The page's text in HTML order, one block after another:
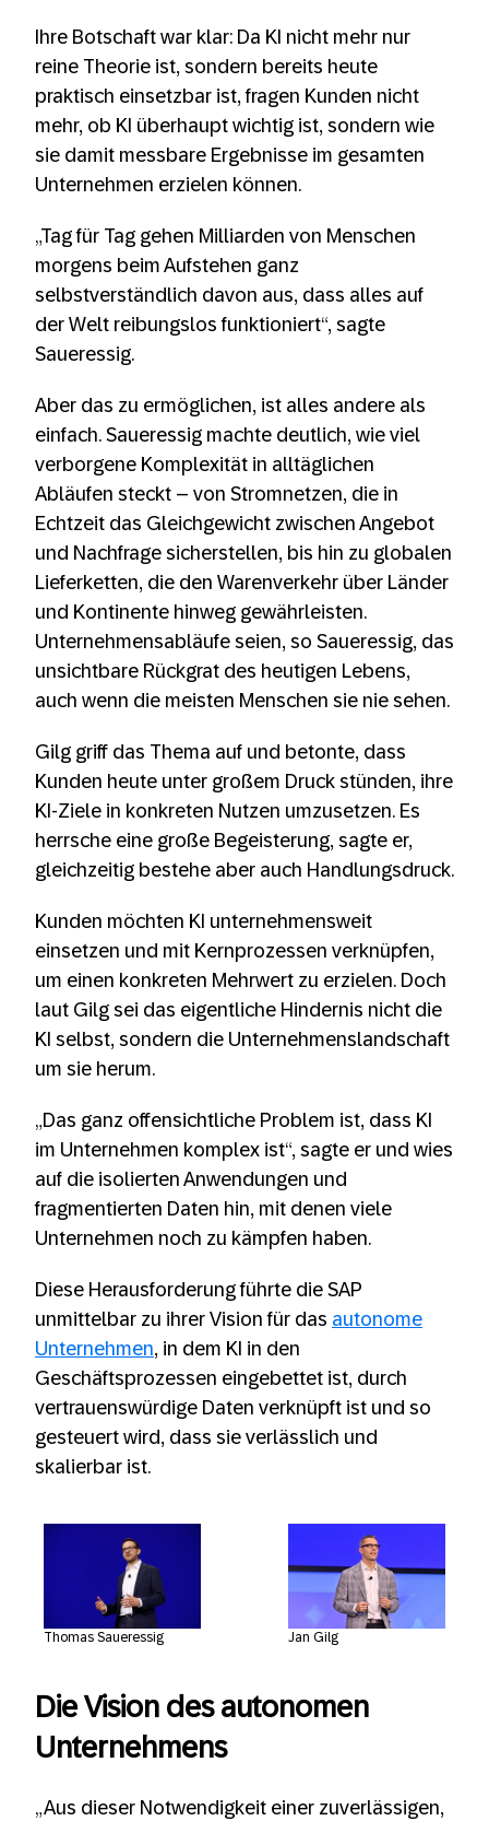
Ihre Botschaft war klar: Da KI nicht mehr nur
reine Theorie ist, sondern bereits heute
praktisch einsetzbar ist, fragen Kunden nicht
mehr, ob KI überhaupt wichtig ist, sondern wie
sie damit messbare Ergebnisse im gesamten
Unternehmen erzielen können.
„Tag für Tag gehen Milliarden von Menschen
morgens beim Aufstehen ganz
selbstverständlich davon aus, dass alles auf
der Welt reibungslos funktioniert“, sagte
Saueressig.
Aber das zu ermöglichen, ist alles andere als
einfach. Saueressig machte deutlich, wie viel
verborgene Komplexität in alltäglichen
Abläufen steckt – von Stromnetzen, die in
Echtzeit das Gleichgewicht zwischen Angebot
und Nachfrage sicherstellen, bis hin zu globalen
Lieferketten, die den Warenverkehr über Länder
und Kontinente hinweg gewährleisten.
Unternehmensabläufe seien, so Saueressig, das
unsichtbare Rückgrat des heutigen Lebens,
auch wenn die meisten Menschen sie nie sehen.
Gilg griff das Thema auf und betonte, dass
Kunden heute unter großem Druck stünden, ihre
KI-Ziele in konkreten Nutzen umzusetzen. Es
herrsche eine große Begeisterung, sagte er,
gleichzeitig bestehe aber auch Handlungsdruck.
Kunden möchten KI unternehmensweit
einsetzen und mit Kernprozessen verknüpfen,
um einen konkreten Mehrwert zu erzielen. Doch
laut Gilg sei das eigentliche Hindernis nicht die
KI selbst, sondern die Unternehmenslandschaft
um sie herum.
„Das ganz offensichtliche Problem ist, dass KI
im Unternehmen komplex ist“, sagte er und wies
auf die isolierten Anwendungen und
fragmentierten Daten hin, mit denen viele
Unternehmen noch zu kämpfen haben.
Diese Herausforderung führte die SAP
unmittelbar zu ihrer Vision für das autonome
Unternehmen, in dem KI in den
Geschäftsprozessen eingebettet ist, durch
vertrauenswürdige Daten verknüpft ist und so
gesteuert wird, dass sie verlässlich und
skalierbar ist.
Thomas Saueressig Jan Gilg
Die Vision des autonomen
Unternehmens
„Aus dieser Notwendigkeit einer zuverlässigen,